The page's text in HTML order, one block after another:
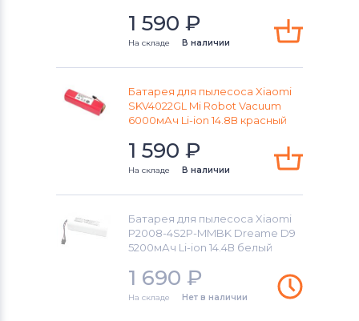
Аккумуляторы для пылесосов
Аккумуляторы для пылесосов
InDream
Аккумуляторы для пылесосов
Philips
Аккумуляторы для пылесосов
1 590 ₽
На складе В наличии
Батарея для пылесоса Xiaomi
SKV4022GL Mi Robot Vacuum
6000мАч Li-ion 14.8В красный
1 590 ₽
На складе В наличии
Батарея для пылесоса Xiaomi
P2008-4S2P-MMBK Dreame D9
5200мАч Li-ion 14.4В белый
1 690 ₽
На складе Нет в наличии